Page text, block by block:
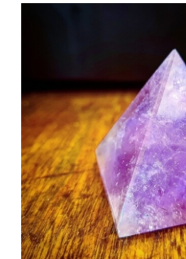
AGGIUNGI AL CARRELLO